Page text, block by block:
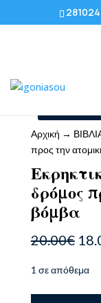
Αρχική →
προς την
δρόμος
βόμβα
20.00€
was:
1 σε απόθεμα